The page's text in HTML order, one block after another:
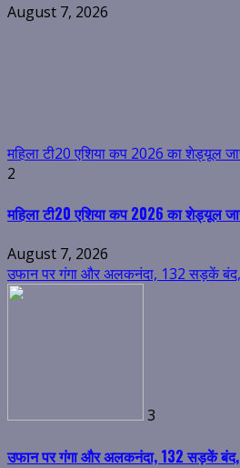
August 7, 2026
महिला टी20 एशिया कप 2026 का शेड्यूल
2
महिला टी20 एशिया कप 2026 का शेड्यूल
August 7, 2026
उफान पर गंगा और अलकनंदा, 132 सड़कें बंद,
3
उफान पर गंगा और अलकनंदा, 132 सड़कें बंद,